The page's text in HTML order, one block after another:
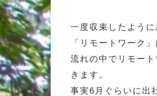
一度収束したよう
「リモートワーク
流れの中でリモー
きます。
事実6月ぐらいに出